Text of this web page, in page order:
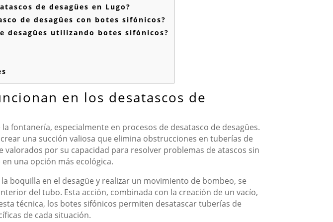
de desagües en Lugo?
de desagües con botes sifónicos?
desagües utilizando botes sifónicos?
en los desatascos de
fontanería, especialmente en procesos de desatasco de desagües.
una succión valiosa que elimina obstrucciones en tuberías de
por su capacidad para resolver problemas de atascos sin
una opción más ecológica.
boquilla en el desagüe y realizar un movimiento de bombeo, se
del tubo. Esta acción, combinada con la creación de un vacío,
técnica, los botes sifónicos permiten desatascar tuberías de
de cada situación.